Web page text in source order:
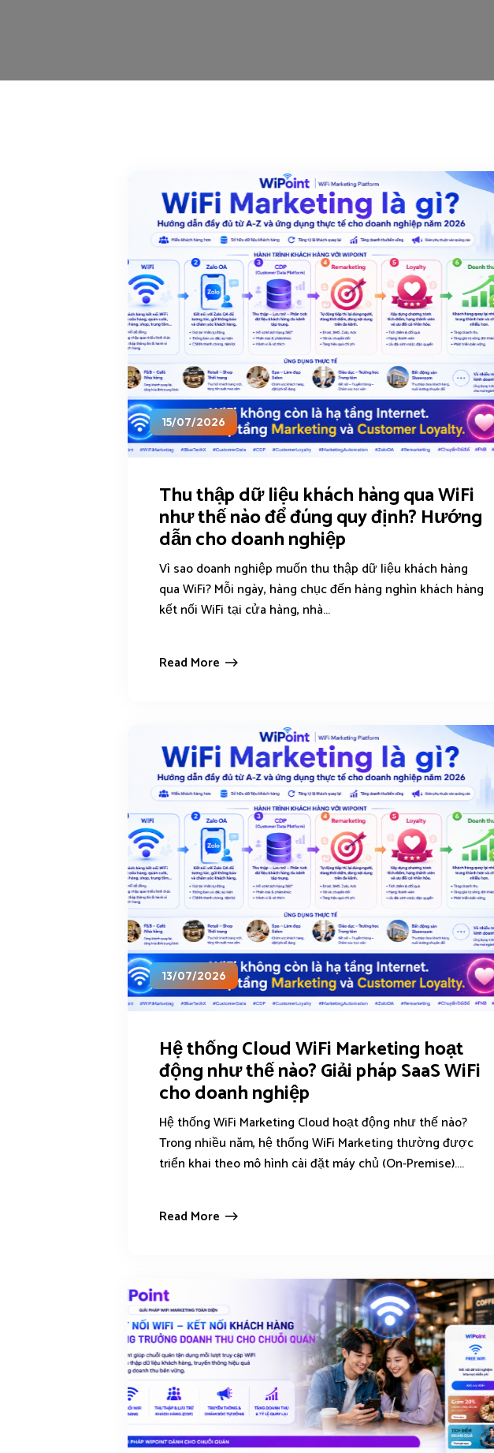
15/07/2026
Thu thập dữ liệu khách hàng qua WiFi
như thế nào để đúng quy định? Hướng
dẫn cho doanh nghiệp
Vì sao doanh nghiệp muốn thu thập dữ liệu khách hàng
qua WiFi? Mỗi ngày, hàng chục đến hàng nghìn khách hàng
kết nối WiFi tại cửa hàng, nhà...
Read More
13/07/2026
Hệ thống Cloud WiFi Marketing hoạt
động như thế nào? Giải pháp SaaS WiFi
cho doanh nghiệp
Hệ thống WiFi Marketing Cloud hoạt động như thế nào?
Trong nhiều năm, hệ thống WiFi Marketing thường được
triển khai theo mô hình cài đặt máy chủ (On-Premise)....
Read More